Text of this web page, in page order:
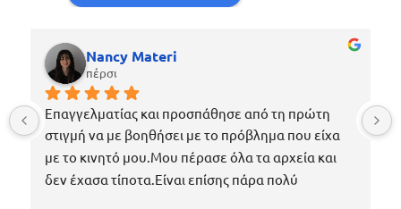
Nancy Materi
πέρσι
Επαγγελματίας και προσπάθησε από τη πρώτη
στιγμή να με βοηθήσει με το πρόβλημα που είχα
με το κινητό μου.Μου πέρασε όλα τα αρχεία και
δεν έχασα τίποτα.Είναι επίσης πάρα πολύ